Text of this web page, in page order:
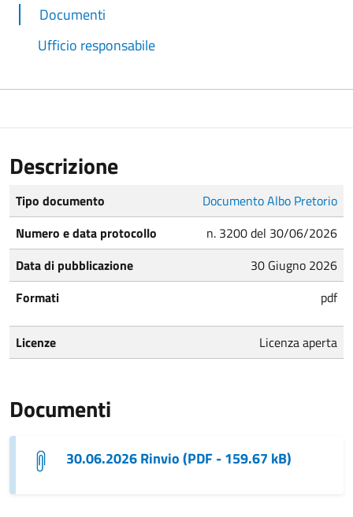
Documenti
Ufficio responsabile
Descrizione
Tipo documento
Documento Albo Pretorio
Numero e data protocollo
n. 3200 del 30/06/2026
Data di pubblicazione
30 Giugno 2026
Formati
pdf
Licenze Licenza aperta
Documenti
30.06.2026 Rinvio (PDF - 159.67 kB)